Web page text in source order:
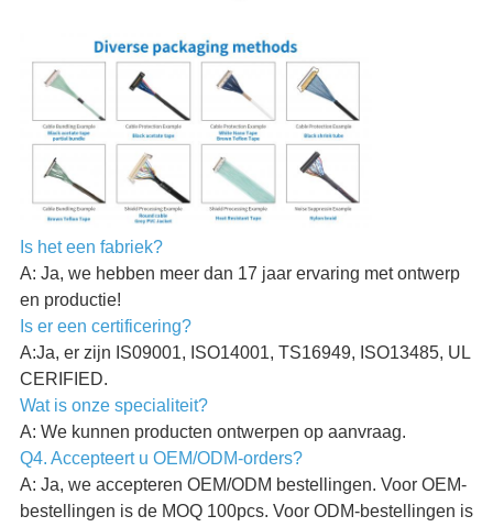
Is het een fabriek?
A: Ja, we hebben meer dan 17 jaar ervaring met ontwerp
en productie!
Is er een certificering?
A:Ja, er zijn IS09001, ISO14001, TS16949, ISO13485, UL
CERIFIED.
Wat is onze specialiteit?
A: We kunnen producten ontwerpen op aanvraag.
Q4. Accepteert u OEM/ODM-orders?
A: Ja, we accepteren OEM/ODM bestellingen. Voor OEM-
bestellingen is de MOQ 100pcs. Voor ODM-bestellingen is